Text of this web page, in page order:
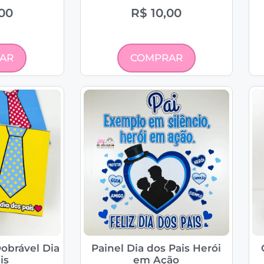
R$ 10,00
COMPRAR
Dia
Painel Dia dos Pais Herói
em Ação